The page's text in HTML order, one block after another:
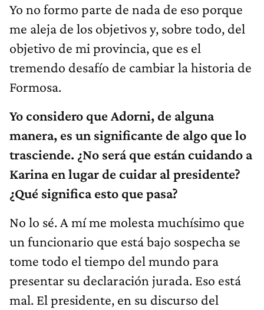
Yo no formo parte de nada de eso porque
me aleja de los objetivos y, sobre todo, del
objetivo de mi provincia, que es el
tremendo desafío de cambiar la historia de
Formosa.
Yo considero que Adorni, de alguna
manera, es un significante de algo que lo
trasciende. ¿No será que están cuidando a
Karina en lugar de cuidar al presidente?
¿Qué significa esto que pasa?
No lo sé. A mí me molesta muchísimo que
un funcionario que está bajo sospecha se
tome todo el tiempo del mundo para
presentar su declaración jurada. Eso está
mal. El presidente, en su discurso del